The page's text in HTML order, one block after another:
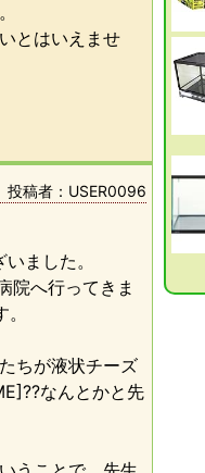
とはいえませ
投稿者：USER0096
ました。
院へ行ってきま
ちが液状チーズ
なんとかと先